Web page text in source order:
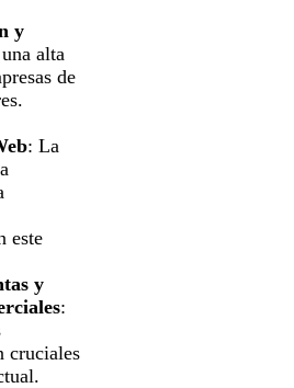
y
alta
de
: La
este
y
:
cruciales